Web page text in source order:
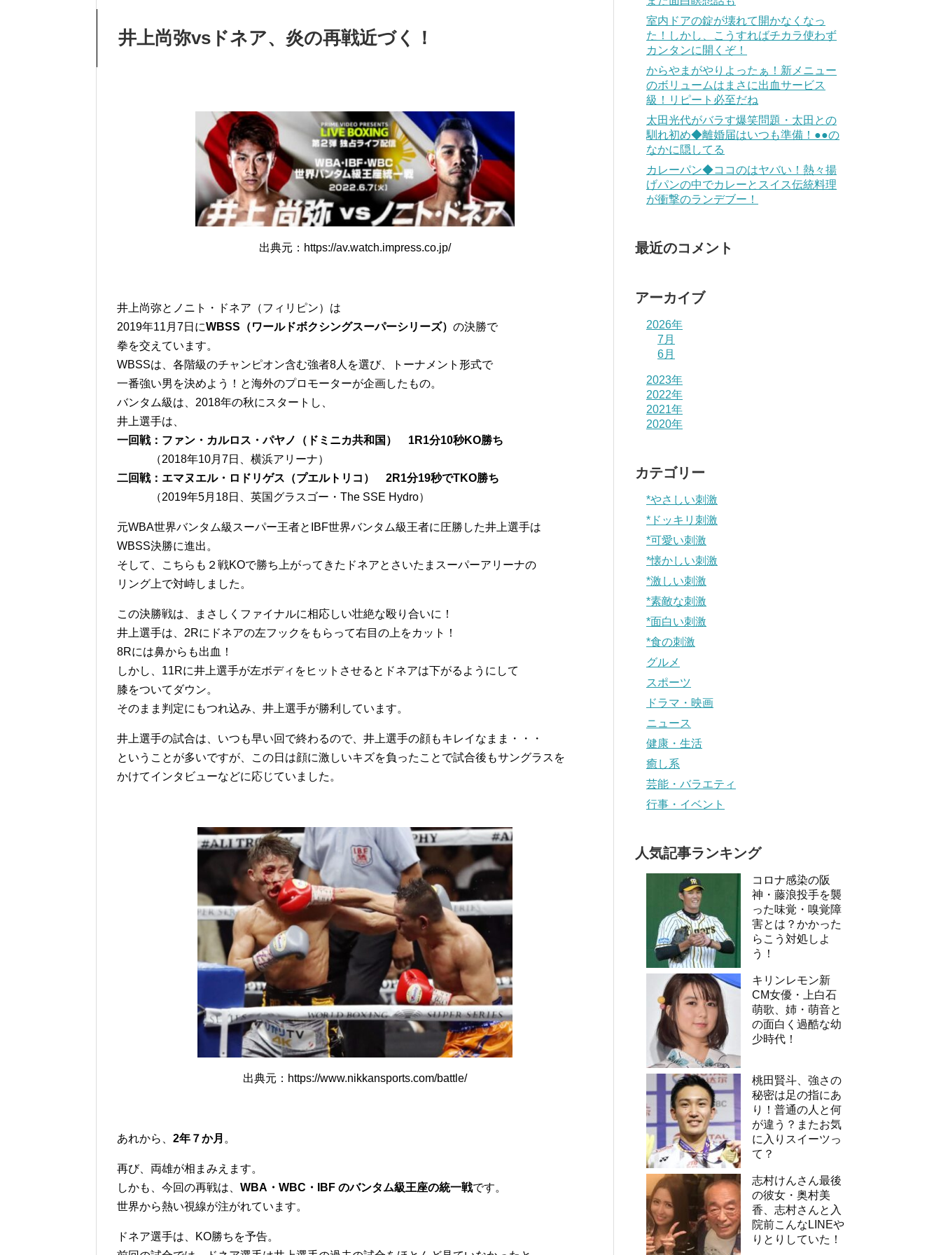
井上尚弥vsドネア、炎の再戦近づく！
出典元：https://av.watch.impress.co.jp/
井上尚弥とノニト・ドネア（フィリピン）は
2019年11月7日にWBSS（ワールドボクシングスーパーシリーズ） の決勝で
拳を交えています。
WBSSは、各階級のチャンピオン含む強者8人を選び、トーナメント形式で
一番強い男を決めよう！と海外のプロモーターが企画したもの。
バンタム級は、2018年の秋にスタートし、
井上選手は、
一回戦：ファン・カルロス・パヤノ（ドミニカ共和国） 1R1分10秒KO勝ち
（2018年10月7日、横浜アリーナ）
二回戦：エマヌエル・ロドリゲス（プエルトリコ） 2R1分19秒でTKO勝ち
（2019年5月18日、英国グラスゴー・The SSE Hydro）
元WBA世界バンタム級スーパー王者とIBF世界バンタム級王者に圧勝した井上選手は
WBSS決勝に進出。
そして、こちらも２戦KOで勝ち上がってきたドネアとさいたまスーパーアリーナの
リング上で対峙しました。
この決勝戦は、まさしくファイナルに相応しい壮絶な殴り合いに！
井上選手は、2Rにドネアの左フックをもらって右目の上をカット！
8Rには鼻からも出血！
しかし、11Rに井上選手が左ボディをヒットさせるとドネアは下がるようにして
膝をついてダウン。
そのまま判定にもつれ込み、井上選手が勝利しています。
井上選手の試合は、いつも早い回で終わるので、井上選手の顔もキレイなまま・・・
ということが多いですが、この日は顔に激しいキズを負ったことで試合後もサングラスを
かけてインタビューなどに応じていました。
出典元：https://www.nikkansports.com/battle/
あれから、 2年７か月 。
再び、両雄が相まみえます。
しかも、今回の再戦は、 WBA・WBC・IBF のバンタム級王座の統一戦です。
世界から熱い視線が注がれています。
ドネア選手は、KO勝ちを予告。
室内ドアの錠が壊れて開かなくなっ
た！しかし、こうすればチカラ使わず
カンタンに開くぞ！
からやまがやりよったぁ！新メニュー
のボリュームはまさに出血サービス
級！リピート必至だね
太田光代がバラす爆笑問題・太田との
馴れ初め◆離婚届はいつも準備！●●の
なかに隠してる
カレーパン◆ココのはヤバい！熱々揚
げパンの中でカレーとスイス伝統料理
が衝撃のランデブー！
最近のコメント
アーカイブ
2026年
7月
6月
2023年
2022年
2021年
2020年
カテゴリー
*やさしい刺激
*ドッキリ刺激
*可愛い刺激
*懐かしい刺激
*激しい刺激
*素敵な刺激
*面白い刺激
*食の刺激
グルメ
スポーツ
ドラマ・映画
ニュース
健康・生活
癒し系
芸能・バラエティ
行事・イベント
人気記事ランキング
コロナ感染の阪
神・藤浪投手を襲
った味覚・嗅覚障
害とは？かかった
らこう対処しよ
う！
キリンレモン新
CM女優・上白石
萌歌、姉・萌音と
の面白く過酷な幼
少時代！
桃田賢斗、強さの
秘密は足の指にあ
り！普通の人と何
が違う？またお気
に入りスイーツっ
て？
志村けんさん最後
の彼女・奥村美
香、志村さんと入
院前こんなLINEや
りとりしていた！